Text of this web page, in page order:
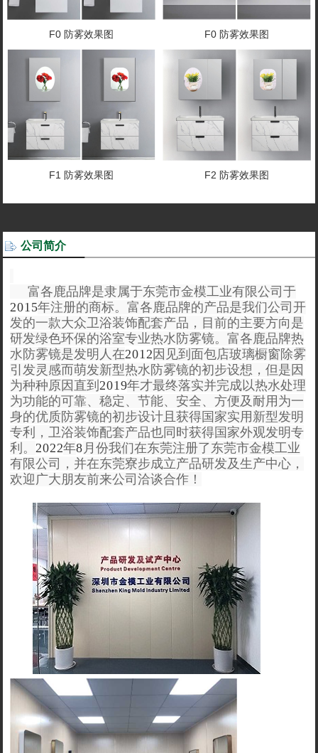
F0 防雾效果图 F0 防雾效果图
F1 防雾效果图 F2 防雾效果图
公司简介
富各鹿品牌是隶属于东莞市金模工业有限公司于
2015年注册的商标。富各鹿品牌的产品是我们公司开
发的一款大众卫浴装饰配套产品，目前的主要方向是
研发绿色环保的浴室专业热水防雾镜。富各鹿品牌热
水防雾镜是发明人在2012 因见到面包店玻璃橱窗除雾
引发灵感而萌发新型热水防雾镜的初步设想，但是因
为种种原因直到2019年才最终落实并完成以热水处理
为功能的可靠、稳定、节能、安全、方便及耐用为一
身的优质防雾镜的初步设计且获得国家实用新型发明
专利，卫浴装饰配套产品也同时获得国家外观发明专
利。2022年8 月份我们在东莞注册了东莞市金模工业
有限公司，并在东莞寮步成立产品研发及生产中心，
欢迎广大朋友前来公司洽谈合作！